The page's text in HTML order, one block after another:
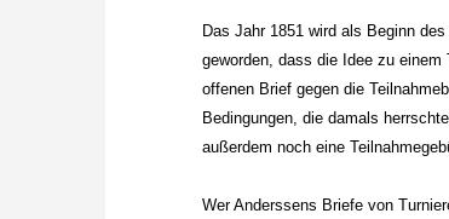
Das Jahr 1851 wird als Beginn
geworden, dass die Idee zu
offenen Brief gegen die
Bedingungen, die damals
außerdem noch eine
Wer Anderssens Briefe von